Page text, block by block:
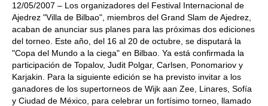
12/05/2007 – Los organizadores del Festival Internacional de
Ajedrez "Villa de Bilbao", miembros del Grand Slam de Ajedrez,
acaban de anunciar sus planes para las próximas dos ediciones
del torneo. Este año, del 16 al 20 de octubre, se disputará la
"Copa del Mundo a la ciega" en Bilbao. Ya está confirmada la
participación de Topalov, Judit Polgar, Carlsen, Ponomariov y
Karjakin. Para la siguiente edición se ha previsto invitar a los
ganadores de los supertorneos de Wijk aan Zee, Linares, Sofía
y Ciudad de México, para celebrar un fortísimo torneo, llamado